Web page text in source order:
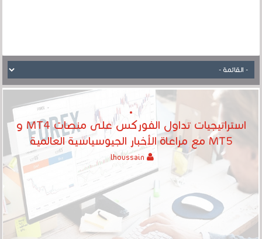
استراتيجيات تداول الفوركس على منصات MT4 و
MT5 مع مراعاة الأخبار الجيوسياسية العالمية